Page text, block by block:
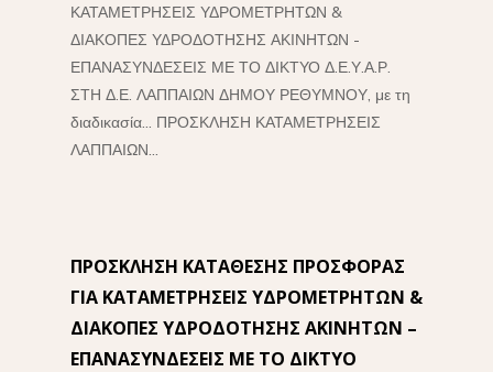
ΚΑΤΑΜΕΤΡΗΣΕΙΣ ΥΔΡΟΜΕΤΡΗΤΩΝ &
ΔΙΑΚΟΠΕΣ ΥΔΡΟΔΟΤΗΣΗΣ ΑΚΙΝΗΤΩΝ -
ΕΠΑΝΑΣΥΝΔΕΣΕΙΣ ΜΕ ΤΟ ΔΙΚΤΥΟ Δ.Ε.Υ.Α.Ρ.
ΣΤΗ Δ.Ε. ΛΑΠΠΑΙΩΝ ΔΗΜΟΥ ΡΕΘΥΜΝΟΥ, με τη
διαδικασία... ΠΡΟΣΚΛΗΣΗ ΚΑΤΑΜΕΤΡΗΣΕΙΣ
ΛΑΠΠΑΙΩΝ...
ΠΡΟΣΚΛΗΣΗ ΚΑΤΑΘΕΣΗΣ ΠΡΟΣΦΟΡΑΣ
ΓΙΑ ΚΑΤΑΜΕΤΡΗΣΕΙΣ ΥΔΡΟΜΕΤΡΗΤΩΝ &
ΔΙΑΚΟΠΕΣ ΥΔΡΟΔΟΤΗΣΗΣ ΑΚΙΝΗΤΩΝ –
ΕΠΑΝΑΣΥΝΔΕΣΕΙΣ ΜΕ ΤΟ ΔΙΚΤΥΟ